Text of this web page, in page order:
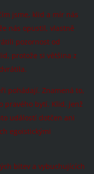
jsme, klid a mír nás
nás opustil, vlastně
pozornost od
protože si většina z
pohádají. Znamená to,
pravého bytí. Klid, jenž
událostí dotčen ani
egoistickými
bitev a vybuchujících